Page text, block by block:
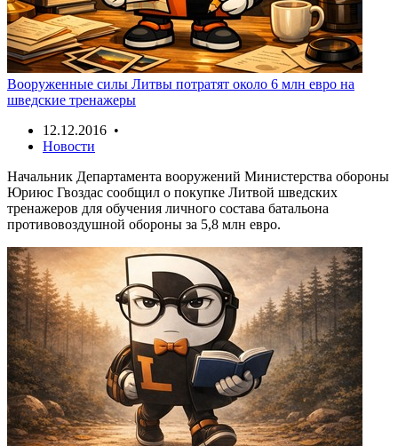
Вооруженные силы Литвы потратят около 6 млн евро на
шведские тренажеры
12.12.2016 •
Новости
Начальник Департамента вооружений Министерства обороны
Юриюс Гвоздас сообщил о покупке Литвой шведских
тренажеров для обучения личного состава батальона
противовоздушной обороны за 5,8 млн евро.